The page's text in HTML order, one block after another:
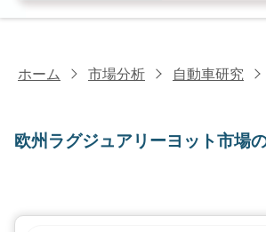
ホーム 市場分析 自動車研究
欧州ラグジュアリーヨット市場